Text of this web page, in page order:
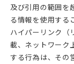
及び引用の範囲を
る情報を使用する
ハイパーリンク（
載、ネットワーク
する行為は、その